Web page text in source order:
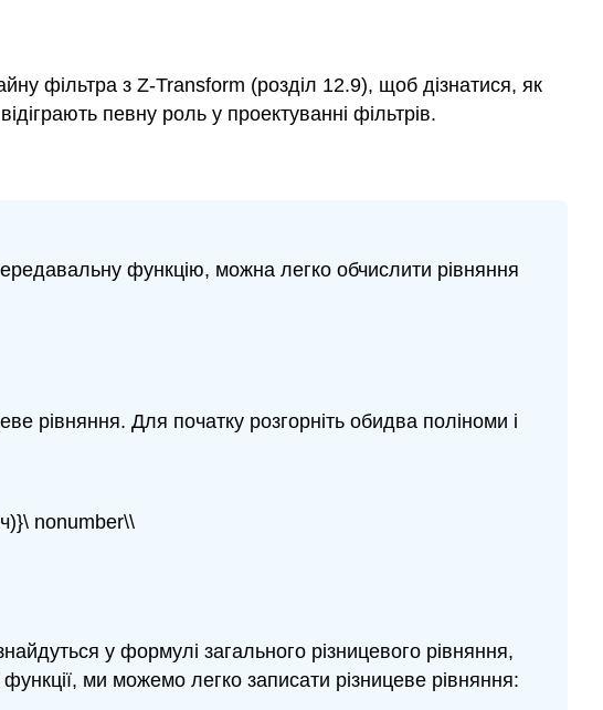
фільтра з Z-Transform (розділ 12.9), щоб дізнатися, як
певну роль у проектуванні фільтрів.
функцію, можна легко обчислити рівняння
рівняння. Для початку розгорніть обидва поліноми і
nonumber\\
у формулі загального різницевого рівняння,
ми можемо легко записати різницеве рівняння: